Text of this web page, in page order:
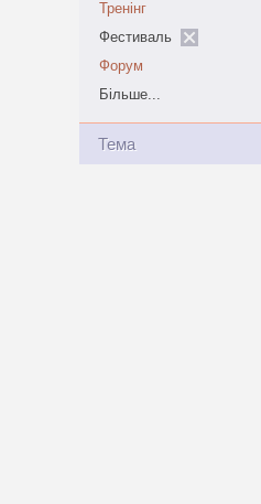
Тренінг
Фестиваль
Форум
Більше...
Тема